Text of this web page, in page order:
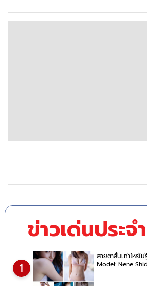
ข่าวเด่นประจ
1
สายตาสั้นเท่าไหร่ไ
Model: Nene